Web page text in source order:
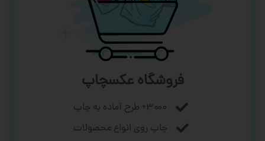
فروشگاه عکسچاپ
۳۰۰۰+ طرح آماده به چاپ
چاپ روی انواع محصولات